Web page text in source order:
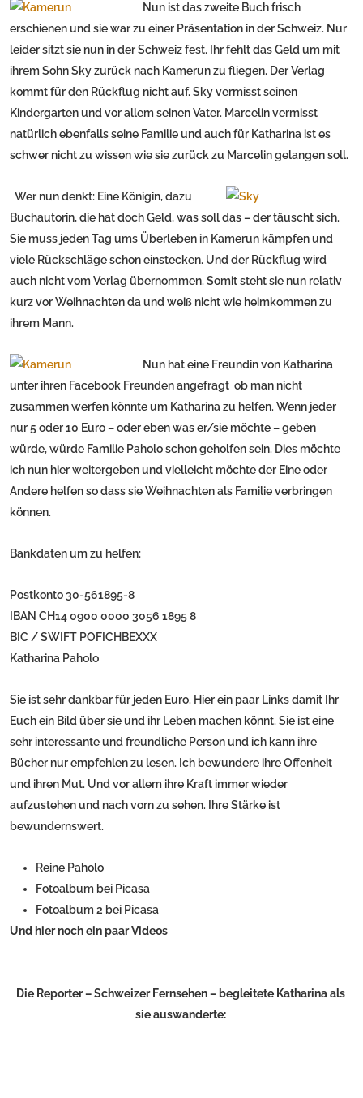
Nun ist das zweite Buch frisch
erschienen und sie war zu einer Präsentation in der Schweiz. Nur
leider sitzt sie nun in der Schweiz fest. Ihr fehlt das Geld um mit
ihrem Sohn Sky zurück nach Kamerun zu fliegen. Der Verlag
kommt für den Rückflug nicht auf. Sky vermisst seinen
Kindergarten und vor allem seinen Vater. Marcelin vermisst
natürlich ebenfalls seine Familie und auch für Katharina ist es
schwer nicht zu wissen wie sie zurück zu Marcelin gelangen soll.
Wer nun denkt: Eine Königin, dazu
Buchautorin, die hat doch Geld, was soll das – der täuscht sich.
Sie muss jeden Tag ums Überleben in Kamerun kämpfen und
viele Rückschläge schon einstecken. Und der Rückflug wird
auch nicht vom Verlag übernommen. Somit steht sie nun relativ
kurz vor Weihnachten da und weiß nicht wie heimkommen zu
ihrem Mann.
Nun hat eine Freundin von Katharina
unter ihren Facebook Freunden angefragt ob man nicht
zusammen werfen könnte um Katharina zu helfen. Wenn jeder
nur 5 oder 10 Euro – oder eben was er/sie möchte – geben
würde, würde Familie Paholo schon geholfen sein. Dies möchte
ich nun hier weitergeben und vielleicht möchte der Eine oder
Andere helfen so dass sie Weihnachten als Familie verbringen
können.
Bankdaten um zu helfen:
Postkonto 30-561895-8
IBAN CH14 0900 0000 3056 1895 8
BIC / SWIFT POFICHBEXXX
Katharina Paholo
Sie ist sehr dankbar für jeden Euro. Hier ein paar Links damit Ihr
Euch ein Bild über sie und ihr Leben machen könnt. Sie ist eine
sehr interessante und freundliche Person und ich kann ihre
Bücher nur empfehlen zu lesen. Ich bewundere ihre Offenheit
und ihren Mut. Und vor allem ihre Kraft immer wieder
aufzustehen und nach vorn zu sehen. Ihre Stärke ist
bewundernswert.
Reine Paholo
Fotoalbum bei Picasa
Fotoalbum 2 bei Picasa
Und hier noch ein paar Videos
Die Reporter – Schweizer Fernsehen – begleitete Katharina als
sie auswanderte: